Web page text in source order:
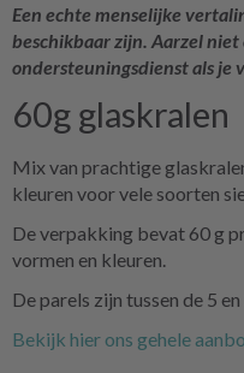
Een echte menselijke
beschikbaar zijn. Aarzel
ondersteuningsdienst als je
60g glaskralen
Mix van prachtige
kleuren voor vele soorten
De verpakking bevat 60 g
vormen en kleuren.
De parels zijn tussen de 5
Bekijk hier ons gehele